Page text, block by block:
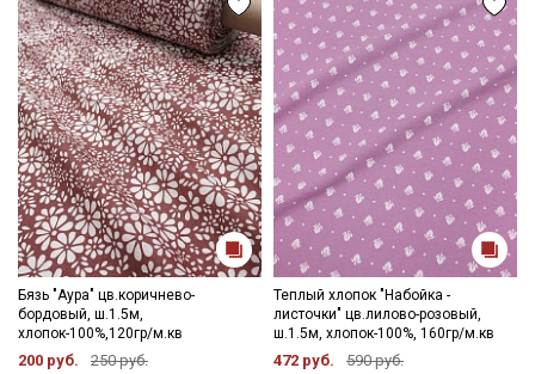
Бязь "Аура" цв.коричнево-
бордовый, ш.1.5м,
хлопок-100%,120гр/м.кв
200 руб. 250 руб.
Теплый хлопок "Набойка -
листочки" цв.лилово-розовый,
ш.1.5м, хлопок-100%, 160гр/м.кв
472 руб. 590 руб.